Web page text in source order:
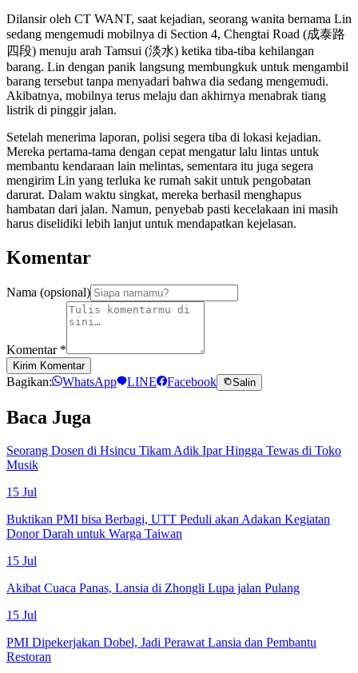
Dilansir oleh CT WANT, saat kejadian, seorang wanita bernama Lin
sedang mengemudi mobilnya di Section 4, Chengtai Road (成泰路
四段) menuju arah Tamsui (淡水) ketika tiba-tiba kehilangan
barang. Lin dengan panik langsung membungkuk untuk mengambil
barang tersebut tanpa menyadari bahwa dia sedang mengemudi.
Akibatnya, mobilnya terus melaju dan akhirnya menabrak tiang
listrik di pinggir jalan.
Setelah menerima laporan, polisi segera tiba di lokasi kejadian.
Mereka pertama-tama dengan cepat mengatur lalu lintas untuk
membantu kendaraan lain melintas, sementara itu juga segera
mengirim Lin yang terluka ke rumah sakit untuk pengobatan
darurat. Dalam waktu singkat, mereka berhasil menghapus
hambatan dari jalan. Namun, penyebab pasti kecelakaan ini masih
harus diselidiki lebih lanjut untuk mendapatkan kejelasan.
Komentar
Nama (opsional)
Komentar *
Kirim Komentar
Bagikan: WhatsApp LINE Facebook Salin
Baca Juga
Seorang Dosen di Hsincu Tikam Adik Ipar Hingga Tewas di Toko
Musik
15 Jul
Buktikan PMI bisa Berbagi, UTT Peduli akan Adakan Kegiatan
Donor Darah untuk Warga Taiwan
15 Jul
Akibat Cuaca Panas, Lansia di Zhongli Lupa jalan Pulang
15 Jul
PMI Dipekerjakan Dobel, Jadi Perawat Lansia dan Pembantu
Restoran